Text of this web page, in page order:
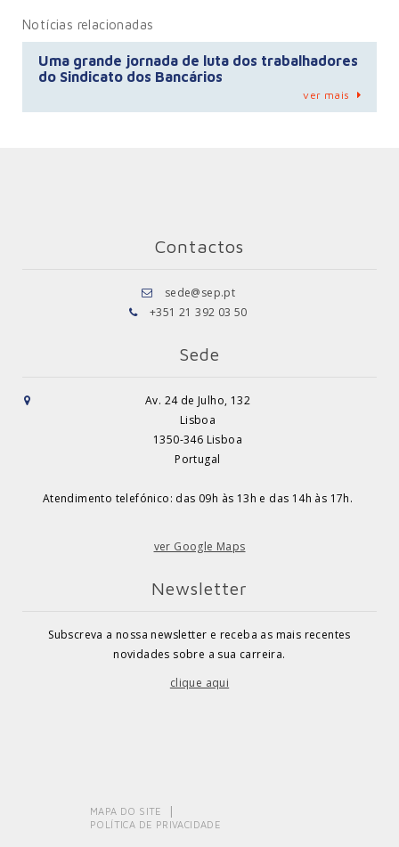
Notícias relacionadas
Uma grande jornada de luta dos trabalhadores
do Sindicato dos Bancários
ver mais
Contactos
sede@sep.pt
+351 21 392 03 50
Sede
Av. 24 de Julho, 132
Lisboa
1350-346 Lisboa
Portugal
Atendimento telefónico: das 09h às 13h e das 14h às 17h.
ver Google Maps
Newsletter
Subscreva a nossa newsletter e receba as mais recentes
novidades sobre a sua carreira.
clique aqui
MAPA DO SITE
POLÍTICA DE PRIVACIDADE